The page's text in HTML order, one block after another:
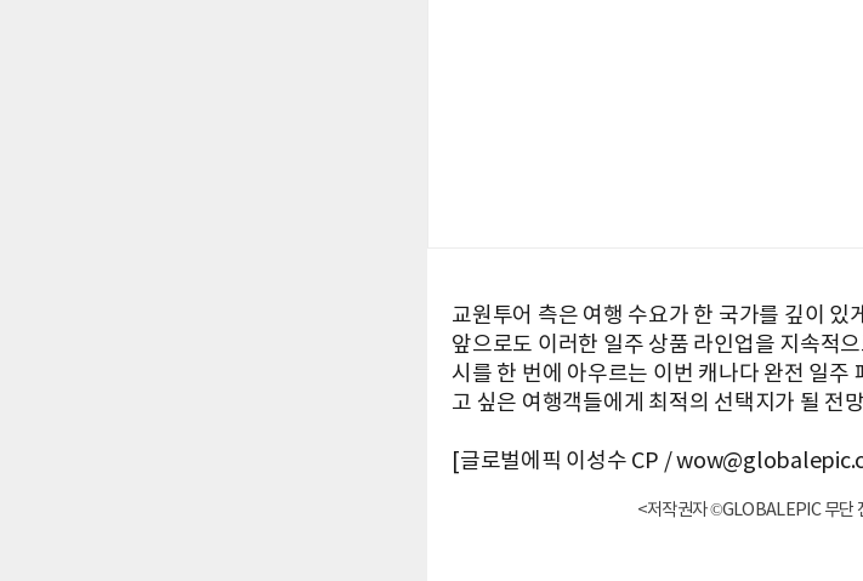
교원투어 측은 여행 수요가 한 국가를 깊이
앞으로도 이러한 일주 상품 라인업을 지속적
시를 한 번에 아우르는 이번 캐나다 완전 일주
고 싶은 여행객들에게 최적의 선택지가 될 전
[글로벌에픽 이성수 CP /
<저작권자 ©GLOBALEPIC 무단